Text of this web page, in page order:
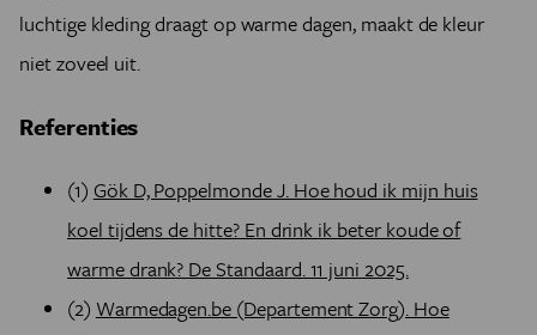
luchtige kleding draagt op warme dagen, maakt de kleur
niet zoveel uit.
Referenties
(1) Gök D, Poppelmonde J. Hoe houd ik mijn huis
koel tijdens de hitte? En drink ik beter koude of
warme drank? De Standaard. 11 juni 2025.
(2) Warmedagen.be (Departement Zorg). Hoe